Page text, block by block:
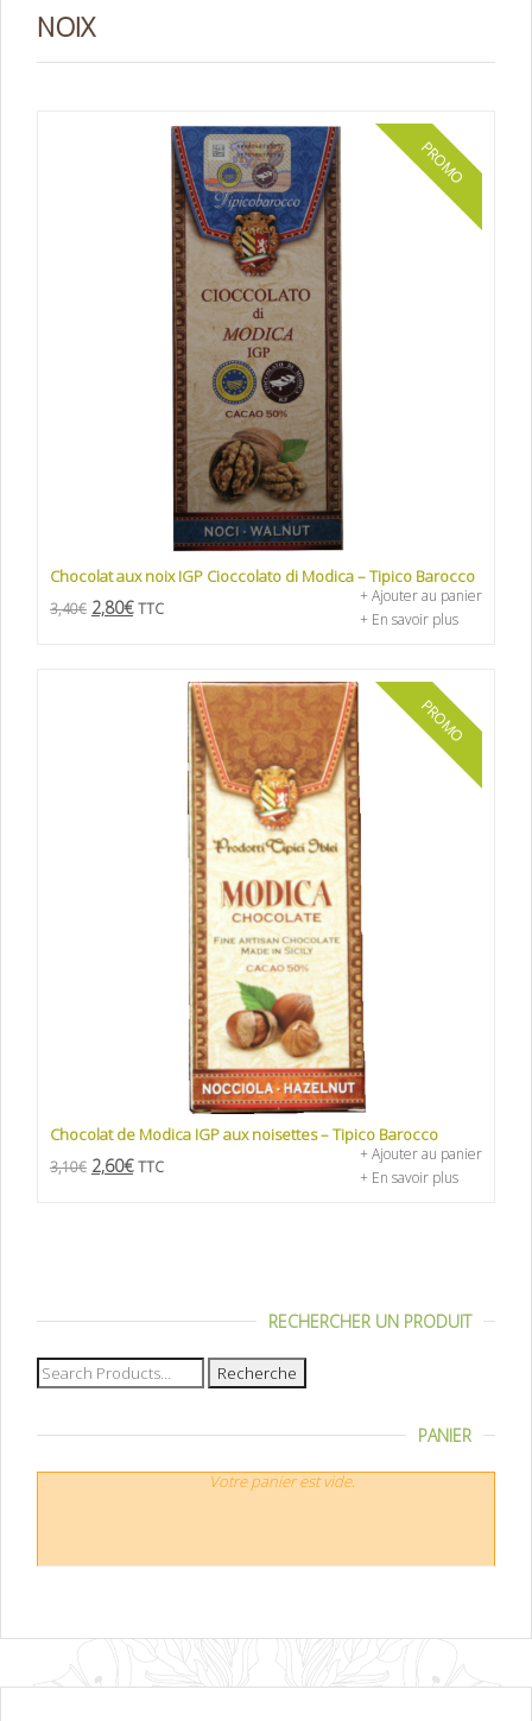
NOIX
PROMO
Chocolat aux noix IGP Cioccolato di Modica – Tipico Barocco
3,40€ 2,80€ TTC
+ Ajouter au panier
+ En savoir plus
PROMO
Chocolat de Modica IGP aux noisettes – Tipico Barocco
3,10€ 2,60€ TTC
+ Ajouter au panier
+ En savoir plus
RECHERCHER UN PRODUIT
Recherche
pour :
PANIER
Votre panier est vide.